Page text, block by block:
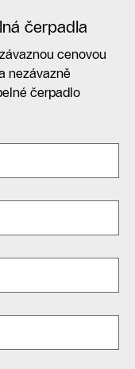
čerpadla
cenovou
nezávazně
čerpadlo